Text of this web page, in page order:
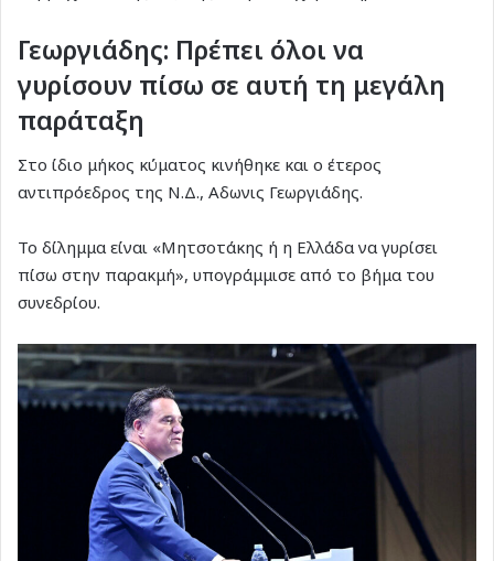
Γεωργιάδης: Πρέπει όλοι να
γυρίσουν πίσω σε αυτή τη μεγάλη
παράταξη
Στο ίδιο μήκος κύματος κινήθηκε και ο έτερος
αντιπρόεδρος της Ν.Δ., Αδωνις Γεωργιάδης.
Το δίλημμα είναι «Μητσοτάκης ή η Ελλάδα να γυρίσει
πίσω στην παρακμή», υπογράμμισε από το βήμα του
συνεδρίου.